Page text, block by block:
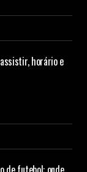
horário e